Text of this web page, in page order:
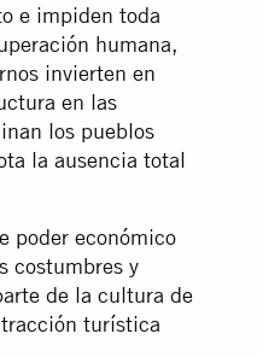
e impiden toda
humana,
invierten en
en las
los pueblos
la ausencia total
poder económico
costumbres y
de la cultura de
turística